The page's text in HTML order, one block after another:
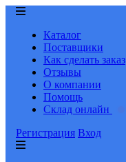
Каталог
Поставщики
Как сделать заказ
Отзывы
О компании
Помощь
Склад онлайн
Регистрация Вход